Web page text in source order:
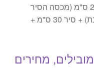
ס"מ + סיר 28 ס"מ + מחבת 28 ס"מ (מכסה הסיר
והסוטז תואמים לשימוש במחבת) + סיר 30 ס"מ +
מחירים